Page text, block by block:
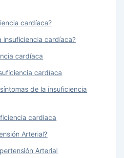
cardíaca?
insuficiencia cardíaca?
cardíaca
cardíaca
de la insuficiencia
cardiaca
Arterial?
Arterial